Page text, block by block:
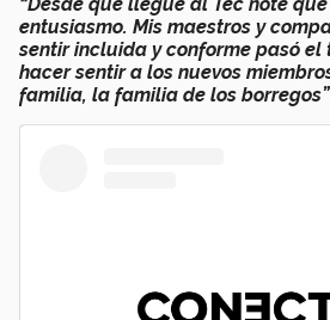
entusiasmo. Mis maestros y
sentir incluida y conforme pasó el
hacer sentir a los nuevos
familia, la familia de los borregos”